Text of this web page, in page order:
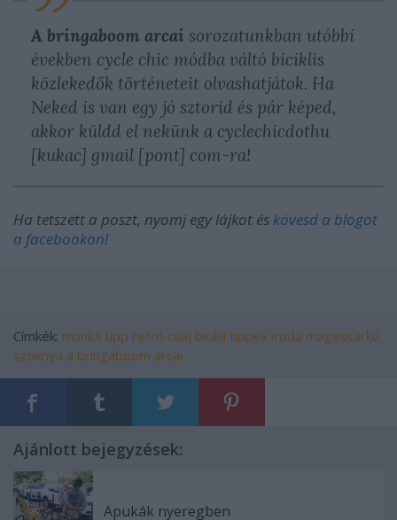
A bringaboom arcai sorozatunkban utóbbi
években cycle chic módba váltó biciklis
közlekedők történeteit olvashatjátok. Ha
Neked is van egy jó sztorid és pár képed,
akkor küldd el nekünk a cyclechicdothu
[kukac] gmail [pont] com-ra!
Ha tetszett a poszt, nyomj egy lájkot éskövesd a blogot
a facebookon!
Címkék: munka tipp retró csaj bicikli tippek iroda magassarkú
szoknya a bringaboom arcai
Ajánlott bejegyzések:
Apukák nyeregben